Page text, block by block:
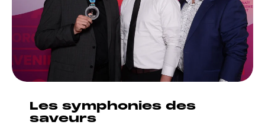
Les symphonies des
saveurs